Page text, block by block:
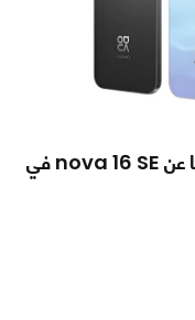
ببطارية عملاقة | هواوي تكشف رسميًا عن nova 16 SE في